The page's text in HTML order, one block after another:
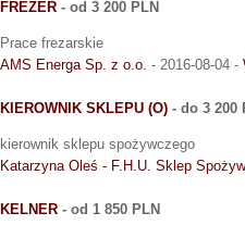
FREZER - od 3 200 PLN
Prace frezarskie
AMS Energa Sp. z o.o. - 2016-08-04 -
KIEROWNIK SKLEPU (O) - do 3 200
kierownik sklepu spożywczego
Katarzyna Oleś - F.H.U. Sklep
KELNER - od 1 850 PLN